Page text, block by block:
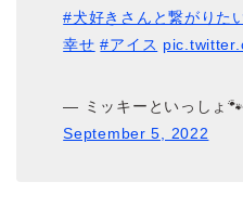
#犬好きさんと繋がりた
幸せ #アイス
— ミッキーといっしょ
September 5, 2022